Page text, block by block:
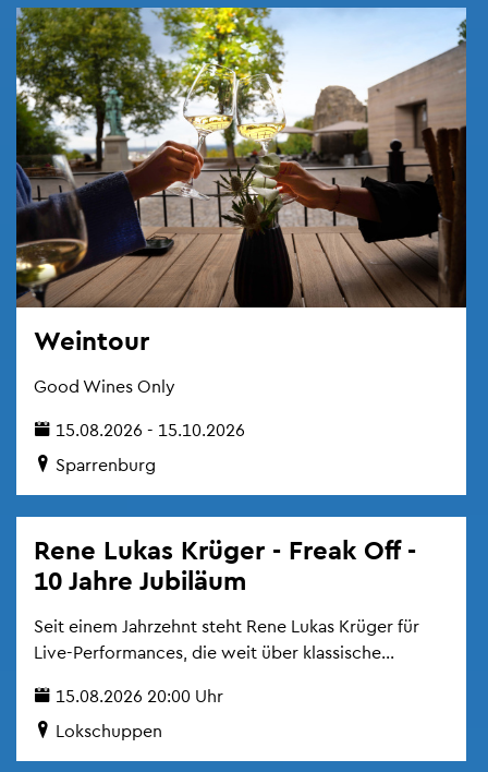
Wein­tour
Good Wines Only
15.08.2026 - 15.10.2026
Spar­ren­burg
Rene Lukas Krü­ger - Freak Off -
10 Jahre Ju­bi­lä­um
Seit einem Jahr­zehnt steht Rene Lukas Krü­ger für
Live-Per­for­man­ces, die weit über klas­si­sche...
15.08.2026 20:00 Uhr
Lok­schup­pen